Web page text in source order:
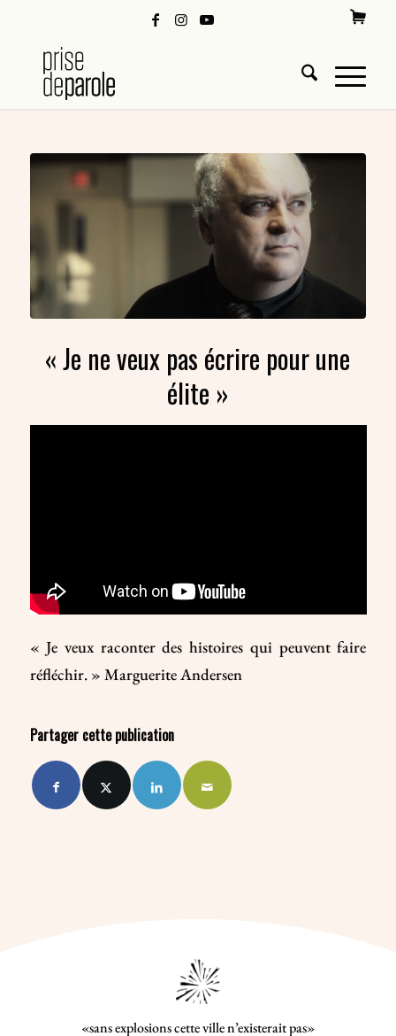
« Je ne veux pas écrire pour une
élite »
« Je veux raconter des histoires qui peuvent faire
réfléchir. » Marguerite Andersen
Partager cette publication
«sans explosions cette ville n’existerait pas»